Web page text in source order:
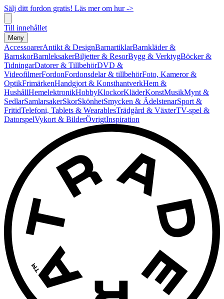
Sälj ditt fordon gratis! Läs mer om hur ->
Till innehållet
Meny
AccessoarerAntikt & DesignBarnartiklarBarnkläder &
BarnskorBarnleksakerBiljetter & ResorBygg & VerktygBöcker &
TidningarDatorer & TillbehörDVD &
VideofilmerFordonFordonsdelar & tillbehörFoto, Kameror &
OptikFrimärkenHandgjort & KonsthantverkHem &
HushållHemelektronikHobbyKlockorKläderKonstMusikMynt &
SedlarSamlarsakerSkorSkönhetSmycken & ÄdelstenarSport &
FritidTelefoni, Tablets & WearablesTrädgård & VäxterTV-spel &
DatorspelVykort & BilderÖvrigtInspiration